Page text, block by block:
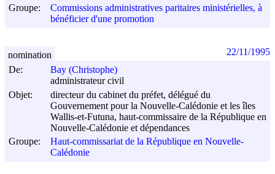
Groupe:
Commissions administratives paritaires ministérielles, à
bénéficier d'une promotion
De:
Bay (Christophe)
administrateur civil
Objet:
directeur du cabinet du préfet, délégué du
Gouvernement pour la Nouvelle-Calédonie et les îles
Wallis-et-Futuna, haut-commissaire de la République en
Nouvelle-Calédonie et dépendances
Groupe:
Haut-commissariat de la République en Nouvelle-
Calédonie
nomination 22/11/1995